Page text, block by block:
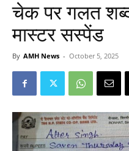
चेक पर गलत
मास्टर सस्पेंड
By AMH News - October 5, 2025